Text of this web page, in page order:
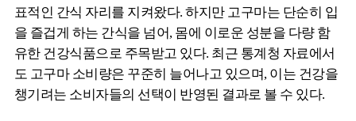
표적인 간식 자리를 지켜왔다. 하지만 고구마는 단순히 입
을 즐겁게 하는 간식을 넘어, 몸에 이로운 성분을 다량 함
유한 건강식품으로 주목받고 있다. 최근 통계청 자료에서
도 고구마 소비량은 꾸준히 늘어나고 있으며, 이는 건강을
챙기려는 소비자들의 선택이 반영된 결과로 볼 수 있다.